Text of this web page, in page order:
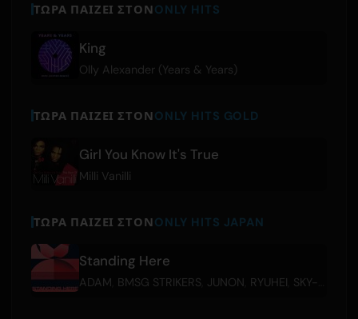
ΤΏΡΑ ΠΑΊΖΕΙ ΣΤΟΝONLY HITS
King
Olly Alexander (Years & Years)
ΤΏΡΑ ΠΑΊΖΕΙ ΣΤΟΝONLY HITS GOLD
Girl You Know It's True
Milli Vanilli
ΤΏΡΑ ΠΑΊΖΕΙ ΣΤΟΝONLY HITS JAPAN
Standing Here
ADAM BMSG STRIKERS JUNON RYUHEI SKY-HI